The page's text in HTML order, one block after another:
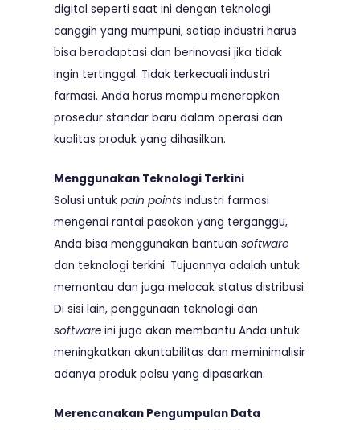
digital seperti saat ini dengan teknologi
canggih yang mumpuni, setiap industri harus
bisa beradaptasi dan berinovasi jika tidak
ingin tertinggal. Tidak terkecuali industri
farmasi. Anda harus mampu menerapkan
prosedur standar baru dalam operasi dan
kualitas produk yang dihasilkan.
Menggunakan Teknologi Terkini
Solusi untuk pain points industri farmasi
mengenai rantai pasokan yang terganggu,
Anda bisa menggunakan bantuan software
dan teknologi terkini. Tujuannya adalah untuk
memantau dan juga melacak status distribusi.
Di sisi lain, penggunaan teknologi dan
software ini juga akan membantu Anda untuk
meningkatkan akuntabilitas dan meminimalisir
adanya produk palsu yang dipasarkan.
Merencanakan Pengumpulan Data